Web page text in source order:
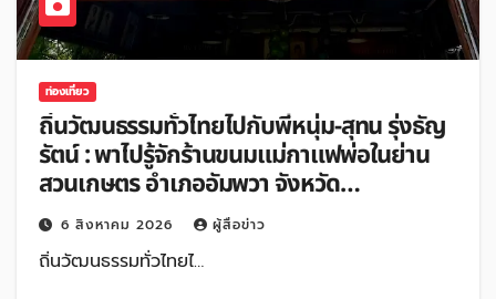
ท่องเที่ยว
ถิ่นวัฒนธรรมทั่วไทยไปกับพี่หนุ่ม-สุทน รุ่งธัญ
รัตน์ : พาไปรู้จักร้านขนมแม่กาแฟพ่อในย่าน
สวนเกษตร อำเภออัมพวา จังหวัด
สมุทรสงคราม
6 สิงหาคม 2026 ผู้สื่อข่าว
ถิ่นวัฒนธรรมทั่วไทยไ…